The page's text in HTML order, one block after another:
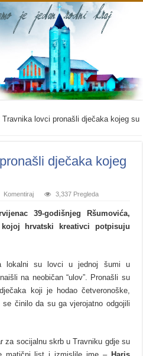
Travnika lovci pronašli dječaka kojeg su
dječaka kojeg
Komentiraj 3,337 Pregleda
39-godišnjeg Ršumovića,
hrvatski kreativci potpisuju
lokalni su lovci u jednoj šumi u
na neobičan “ulov”. Pronašli su
koji je hodao četveronoške,
činilo da su ga vjerojatno odgojili
za socijalnu skrb u Travniku gdje su